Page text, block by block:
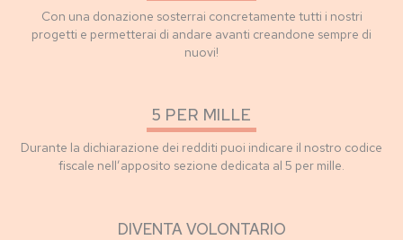
Con una donazione sosterrai concretamente tutti i nostri
progetti e permetterai di andare avanti creandone sempre di
nuovi!
5 PER MILLE
Durante la dichiarazione dei redditi puoi indicare il nostro codice
fiscale nell’apposito sezione dedicata al 5 per mille.
DIVENTA VOLONTARIO